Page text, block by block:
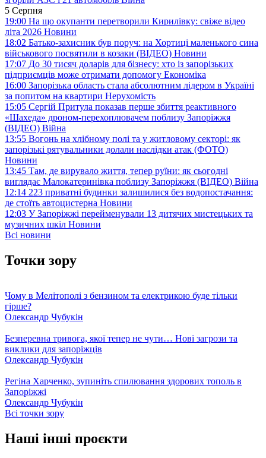
5 Серпня
19:00 На що окупанти перетворили Кирилівку: свіже відео
літа 2026 Новини
18:02 Батько-захисник був поруч: на Хортиці маленького сина
військового посвятили в козаки (ВІДЕО) Новини
17:07 До 30 тисяч доларів для бізнесу: хто із запорізьких
підприємців може отримати допомогу Економіка
16:00 Запорізька область стала абсолютним лідером в Україні
за попитом на квартири Нерухомість
15:05 Сергій Притула показав перше збиття реактивного
«Шахеда» дроном-перехоплювачем поблизу Запоріжжя
(ВІДЕО) Війна
13:55 Вогонь на хлібному полі та у житловому секторі: як
запорізькі рятувальники долали наслідки атак (ФОТО)
Новини
13:45 Там, де вирувало життя, тепер руїни: як сьогодні
виглядає Малокатеринівка поблизу Запоріжжя (ВІДЕО) Війна
12:14 223 приватні будинки залишилися без водопостачання:
де стоїть автоцистерна Новини
12:03 У Запоріжжі перейменували 13 дитячих мистецьких та
музичних шкіл Новини
Всі новини
Точки зору
Чому в Мелітополі з бензином та електрикою буде тільки
гірше?
Олександр Чубукін
Безперевна тривога, якої тепер не чути… Нові загрози та
виклики для запоріжців
Олександр Чубукін
Регіна Харченко, зупиніть спилювання здорових тополь в
Запоріжжі
Олександр Чубукін
Всі точки зору
Наші інші проєкти